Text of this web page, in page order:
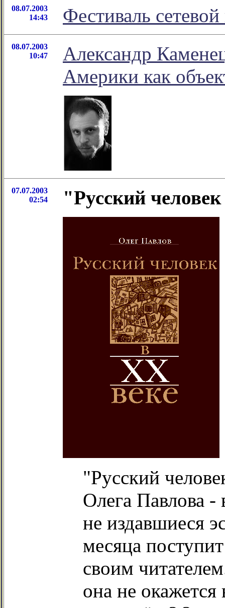
08.07.2003
14:43
Фестиваль
08.07.2003
10:47
Александр
Америки как
07.07.2003
02:54
"Русский
"Русский
Олега Павлова -
не издавшиеся
месяца
своим
она не окажется